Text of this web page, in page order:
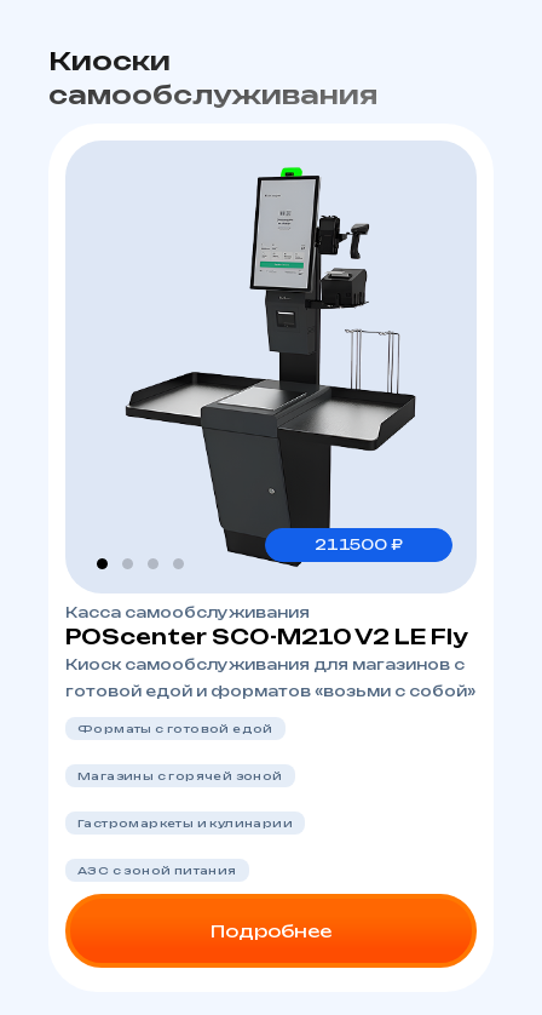
Киоски
самообслуживания
211500 ₽
Касса самообслуживания
POScenter SCO-M210 V2 LE Fly
Киоск самообслуживания для магазинов с
готовой едой и форматов «возьми с собой»
Форматы с готовой едой
Магазины с горячей зоной
Гастромаркеты и кулинарии
АЗС с зоной питания
Подробнее